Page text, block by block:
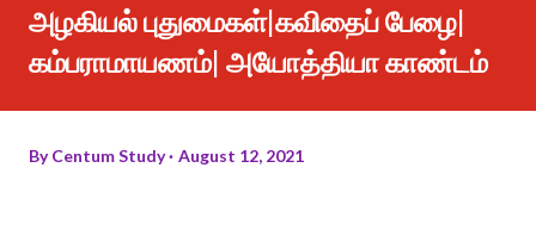
அழகியல் புதுமைகள்|கவிதைப் பேழை|
கம்பராமாயணம்| அயோத்தியா காண்டம்
ByCentum Study August 12, 2021